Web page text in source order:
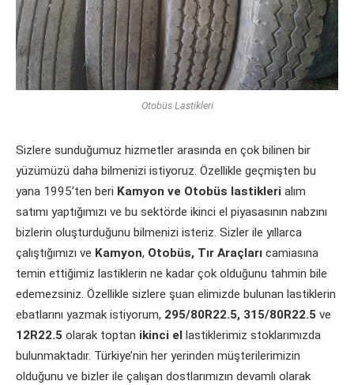
Otobüs Lastikleri
Sizlere sunduğumuz hizmetler arasında en çok bilinen bir
yüzümüzü daha bilmenizi istiyoruz. Özellikle geçmişten bu
yana 1995’ten beri Kamyon ve Otobüs lastikleri alım
satımı yaptığımızı ve bu sektörde ikinci el piyasasının nabzını
bizlerin oluşturduğunu bilmenizi isteriz. Sizler ile yıllarca
çalıştığımızı ve Kamyon, Otobüs, Tır Araçları camiasına
temin ettiğimiz lastiklerin ne kadar çok olduğunu tahmin bile
edemezsiniz. Özellikle sizlere şuan elimizde bulunan lastiklerin
ebatlarını yazmak istiyorum, 295/80R22.5, 315/80R22.5 ve
12R22.5 olarak toptan ikinci el lastiklerimiz stoklarımızda
bulunmaktadır. Türkiye’nin her yerinden müşterilerimizin
olduğunu ve bizler ile çalışan dostlarımızın devamlı olarak